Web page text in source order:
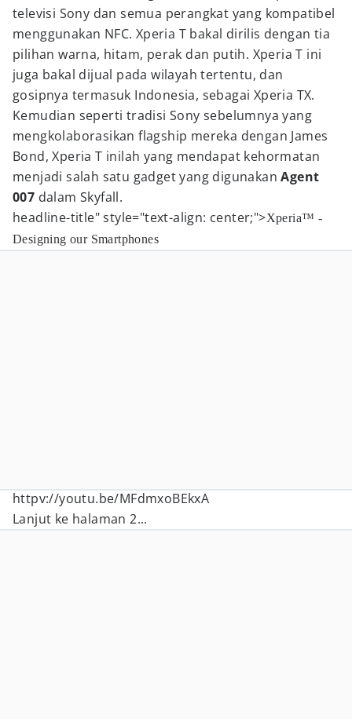
televisi Sony dan semua perangkat yang kompatibel
menggunakan NFC. Xperia T bakal dirilis dengan tia
pilihan warna, hitam, perak dan putih. Xperia T ini
juga bakal dijual pada wilayah tertentu, dan
gosipnya termasuk Indonesia, sebagai Xperia TX.
Kemudian seperti tradisi Sony sebelumnya yang
mengkolaborasikan flagship mereka dengan James
Bond, Xperia T inilah yang mendapat kehormatan
menjadi salah satu gadget yang digunakanAgent
007 dalam Skyfall.
headline-title" style="text-align: center;">Xperia™ -
Designing our Smartphones
httpv://youtu.be/MFdmxoBEkxA
Lanjut ke halaman 2...